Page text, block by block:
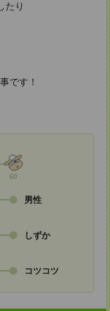
たり
です！
60
男性
しずか
コツコツ